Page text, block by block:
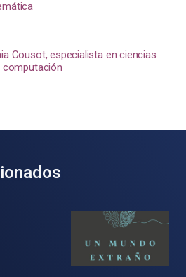
Cousot, especialista en ciencias
computación